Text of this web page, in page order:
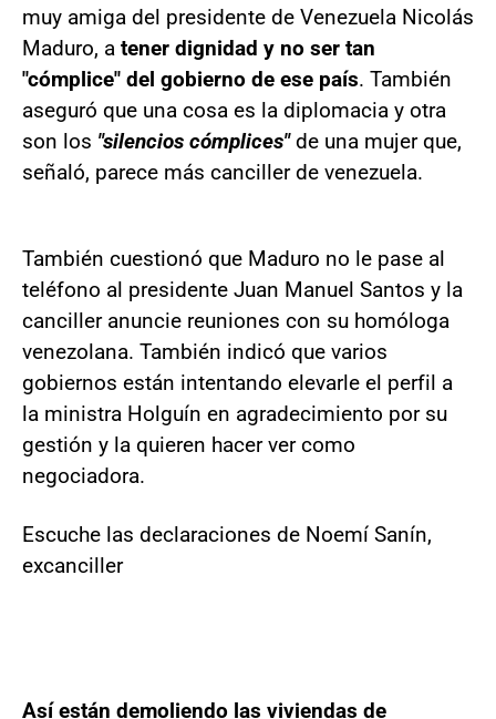
muy amiga del presidente de Venezuela Nicolás
Maduro, a tener dignidad y no ser tan
"cómplice" del gobierno de ese país. También
aseguró que una cosa es la diplomacia y otra
son los "silencios cómplices"de una mujer que,
señaló, parece más canciller de venezuela.
También cuestionó que Maduro no le pase al
teléfono al presidente Juan Manuel Santos y la
canciller anuncie reuniones con su homóloga
venezolana. También indicó que varios
gobiernos están intentando elevarle el perfil a
la ministra Holguín en agradecimiento por su
gestión y la quieren hacer ver como
negociadora.
Escuche las declaraciones de Noemí Sanín,
excanciller
Así están demoliendo las viviendas de